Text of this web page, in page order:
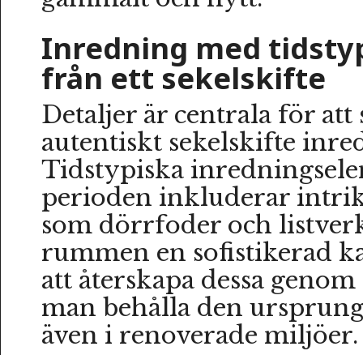
Inredning med
från ett sekelskifte
Detaljer är centrala för att
autentiskt sekelskifte
Tidstypiska
perioden inkluderar
som dörrfoder och
rummen en sofistikerad
att återskapa dessa
man behålla den
även i renoverade miljöer.